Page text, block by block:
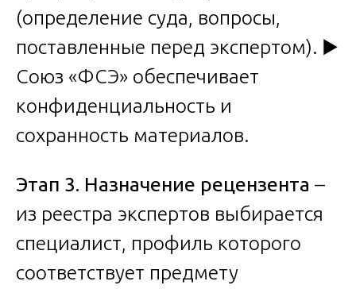
(определение суда, вопросы,
поставленные перед экспертом). ▶️
Союз «ФСЭ» обеспечивает
конфиденциальность и
сохранность материалов.
Этап 3. Назначение рецензента –
из реестра экспертов выбирается
специалист, профиль которого
соответствует предмету